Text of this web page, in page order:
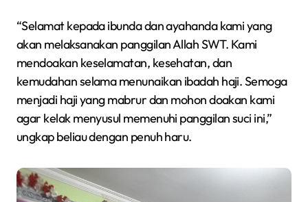
“Selamat kepada ibunda dan ayahanda kami yang
akan melaksanakan panggilan Allah SWT. Kami
mendoakan keselamatan, kesehatan, dan
kemudahan selama menunaikan ibadah haji. Semoga
menjadi haji yang mabrur dan mohon doakan kami
agar kelak menyusul memenuhi panggilan suci ini,”
ungkap beliau dengan penuh haru.